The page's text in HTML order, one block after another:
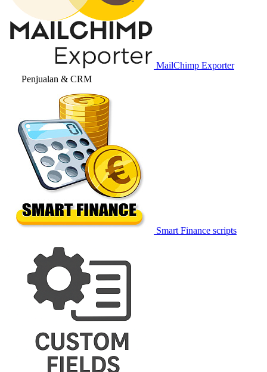
MailChimp Exporter
Penjualan & CRM
Smart Finance scripts